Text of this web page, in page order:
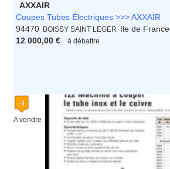
AXXAIR
Coupes Tubes Électriques >>> AXXAIR
94470
BOISSY SAINT LEGER Ile de France
12 000,00 €
à débattre
A vendre